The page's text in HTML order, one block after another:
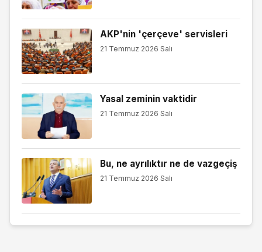
AKP'nin 'çerçeve' servisleri
21 Temmuz 2026 Salı
Yasal zeminin vaktidir
21 Temmuz 2026 Salı
Bu, ne ayrılıktır ne de vazgeçiş
21 Temmuz 2026 Salı